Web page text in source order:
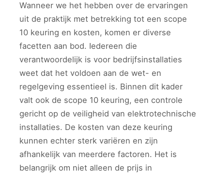
Wanneer we het hebben over de ervaringen
uit de praktijk met betrekking tot een scope
10 keuring en kosten, komen er diverse
facetten aan bod. Iedereen die
verantwoordelijk is voor bedrijfsinstallaties
weet dat het voldoen aan de wet- en
regelgeving essentieel is. Binnen dit kader
valt ook de scope 10 keuring, een controle
gericht op de veiligheid van elektrotechnische
installaties. De kosten van deze keuring
kunnen echter sterk variëren en zijn
afhankelijk van meerdere factoren. Het is
belangrijk om niet alleen de prijs in